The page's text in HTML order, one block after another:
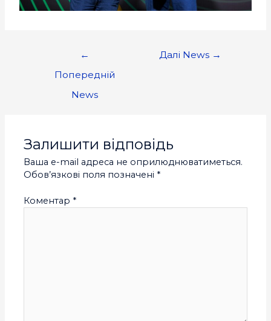
←
Попередній
News
Далі News →
Залишити відповідь
Ваша e-mail адреса не оприлюднюватиметься.
Обов’язкові поля позначені *
Коментар *